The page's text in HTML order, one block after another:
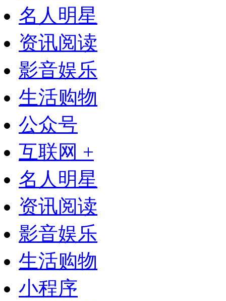
名人明星
资讯阅读
影音娱乐
生活购物
公众号
互联网 +
名人明星
资讯阅读
影音娱乐
生活购物
小程序